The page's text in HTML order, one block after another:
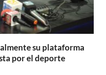
su plataforma
por el deporte